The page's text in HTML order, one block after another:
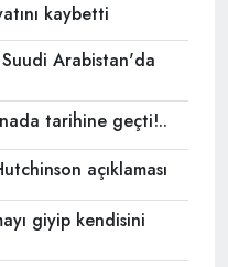
kaybetti
Arabistan'da
tarihine geçti!..
açıklaması
giyip kendisini